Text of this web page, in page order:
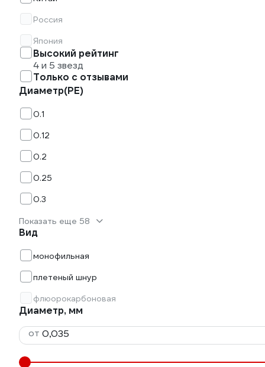
Россия
Япония
Высокий рейтинг
4 и 5 звезд
Только с отзывами
Диаметр(PE)
0.1
0.12
0.2
0.25
0.3
Показать еще 58
Вид
монофильная
плетеный шнур
флюорокарбоновая
Диаметр, мм
от